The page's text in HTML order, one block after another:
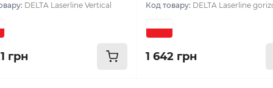
DELTA Laserline Vertical
грн
Код товару: DELTA Laserline
1 642 грн